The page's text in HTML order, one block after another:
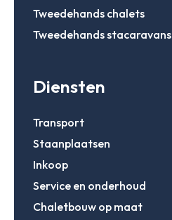
Tweedehands chalets
Tweedehands stacaravans
Diensten
Transport
Staanplaatsen
Inkoop
Service en onderhoud
Chaletbouw op maat